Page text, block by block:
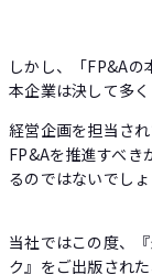
しかし、「FP&A
本企業は決して多く
経営企画を担当さ
FP&Aを推進すべき
るのではないでしょ
当社ではこの度、
ク』をご出版され